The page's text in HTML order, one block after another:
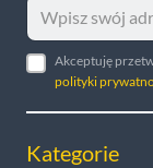
Akceptuję
polityki
Kategorie